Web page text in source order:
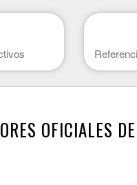
OFICIALES